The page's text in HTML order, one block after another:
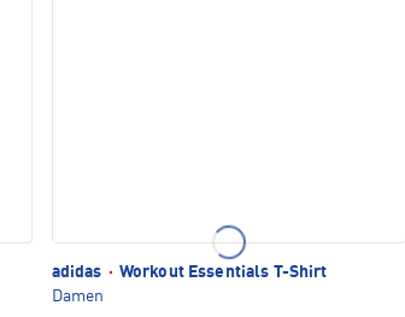
adidas · Workout Essentials T-Shirt
Damen